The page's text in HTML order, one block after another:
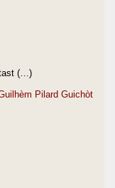
tast (…)
Pilard Guichòt